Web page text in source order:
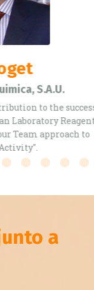
S.A.U.
to the success of
Reagents'
approach to
a